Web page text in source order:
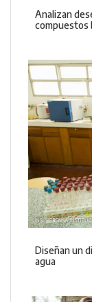
Analizan
compuestos
Diseñan un
agua